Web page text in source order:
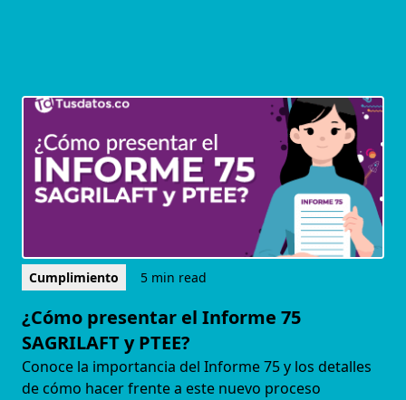
Cumplimiento 5 min read
¿Cómo presentar el Informe 75
SAGRILAFT y PTEE?
Conoce la importancia del Informe 75 y los detalles
de cómo hacer frente a este nuevo proceso